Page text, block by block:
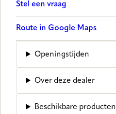
Stel een vraag
Route in Google Maps
Openingstijden
Over deze dealer
Beschikbare producten